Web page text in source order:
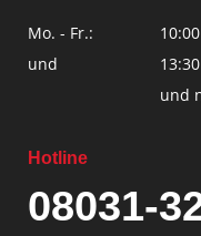
Mo. - Fr.:
und
und
Hotline
08031-